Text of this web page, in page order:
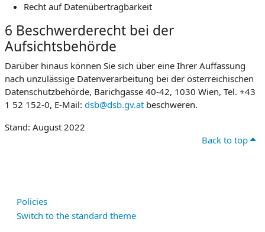
Recht auf Datenübertragbarkeit
6 Beschwerderecht bei der
Aufsichtsbehörde
Darüber hinaus können Sie sich über eine Ihrer Auffassung
nach unzulässige Datenverarbeitung bei der österreichischen
Datenschutzbehörde, Barichgasse 40-42, 1030 Wien, Tel. +43
1 52 152-0, E-Mail: dsb@dsb.gv.at beschweren.
Stand: August 2022
Back to top
Policies
Switch to the standard theme